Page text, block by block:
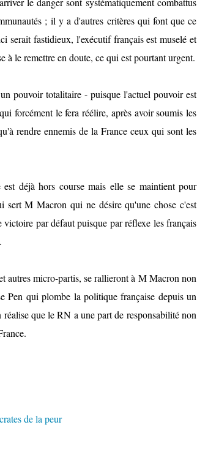
n
p
u
d
a
s
d
a
p
u
n
t
; il y a d'autres critères qui font que ce
serait fastidieux, l'exécutif français est muselé et
le remettre en doute, ce qui est pourtant urgent.
pouvoir totalitaire - puisque l'actuel pouvoir est
forcément le fera réélire, après avoir soumis les
rendre ennemis de la France ceux qui sont les
déjà hors course mais elle se maintient pour
sert M Macron qui ne désire qu'une chose c'est
par défaut puisque par réflexe les français
autres micro-partis, se rallieront à M Macron non
Pen qui plombe la politique française depuis un
que le RN a une part de responsabilité non